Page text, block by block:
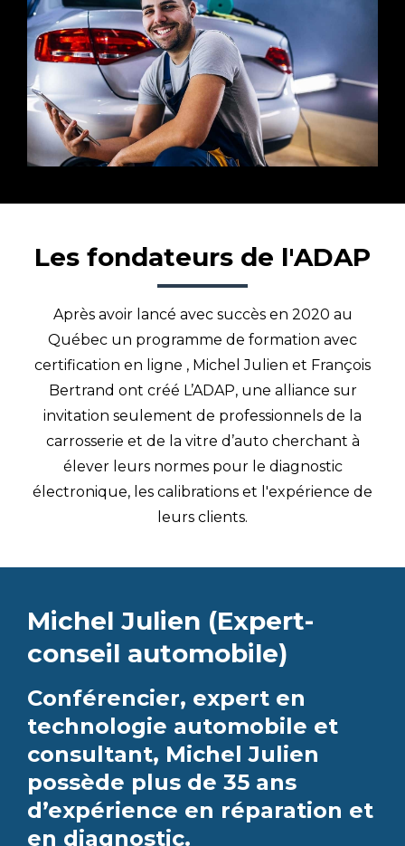
Les fondateurs de l'ADAP
Après avoir lancé avec succès en 2020 au
Québec un programme de formation avec
certification en ligne , Michel Julien et François
Bertrand ont créé L’ADAP, une alliance sur
invitation seulement de professionnels de la
carrosserie et de la vitre d’auto cherchant à
élever leurs normes pour le diagnostic
électronique, les calibrations et l'expérience de
leurs clients.
Michel Julien (Expert-
conseil automobile)
Conférencier, expert en
technologie automobile et
consultant, Michel Julien
possède plus de 35 ans
d’expérience en réparation et
en diagnostic.